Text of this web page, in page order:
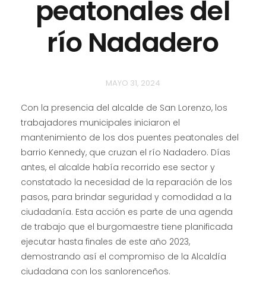
peatonales del
río Nadadero
MAYO 31, 2024
Con la presencia del alcalde de San Lorenzo, los
trabajadores municipales iniciaron el
mantenimiento de los dos puentes peatonales del
barrio Kennedy, que cruzan el río Nadadero. Días
antes, el alcalde había recorrido ese sector y
constatado la necesidad de la reparación de los
pasos, para brindar seguridad y comodidad a la
ciudadanía. Esta acción es parte de una agenda
de trabajo que el burgomaestre tiene planificada
ejecutar hasta finales de este año 2023,
demostrando así el compromiso de la Alcaldía
ciudadana con los sanlorenceños.